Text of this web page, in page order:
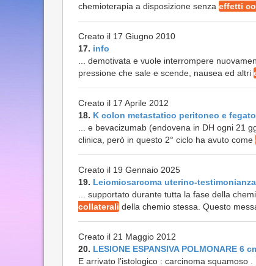
chemioterapia a disposizione senza effetti
Creato il 17 Giugno 2010
17. info
... demotivata e vuole interrompere
pressione che sale e scende, nausea ed altri
Creato il 17 Aprile 2012
18. K colon metastatico peritoneo e fegato
... e bevacizumab (endovena in DH ogni 21
clinica, però in questo 2° ciclo ha avuto come
Creato il 19 Gennaio 2025
19. Leiomiosarcoma uterino-testimonianza
... supportato durante tutta la fase della
collaterali della chemio stessa. Questo
Creato il 21 Maggio 2012
20. LESIONE ESPANSIVA POLMONARE 6
E arrivato l’istologico : carcinoma